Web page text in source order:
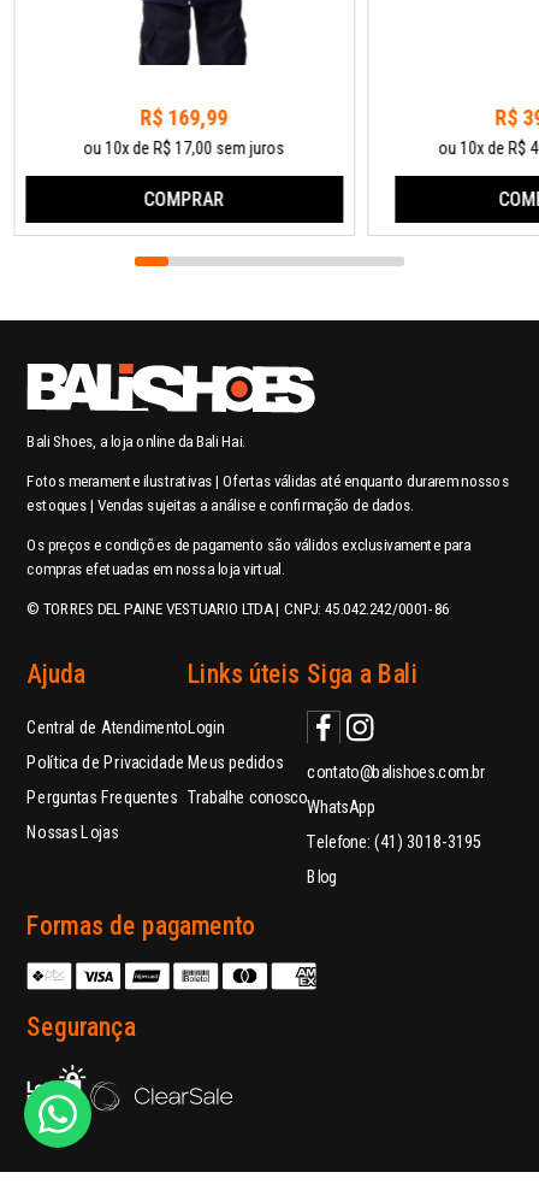
R$ 169,99
ou 10x de R$ 17,00 sem juros
COMPRAR
R$
ou 10x de R$
Bali Shoes, a loja online da Bali Hai.
Fotos meramente ilustrativas | Ofertas válidas até enquanto durarem nossos
estoques | Vendas sujeitas a análise e confirmação de dados.
Os preços e condições de pagamento são válidos exclusivamente para
compras efetuadas em nossa loja virtual.
© TORRES DEL PAINE VESTUARIO LTDA | CNPJ: 45.042.242/0001-86
Ajuda
Central de Atendimento
Política de Privacidade
Perguntas Frequentes
Nossas Lojas
Links úteis
Login
Meus pedidos
Trabalhe conosco
Siga a Bali
contato@balishoes.com.br
WhatsApp
Telefone: (41) 3018-3195
Blog
Formas de pagamento
Segurança